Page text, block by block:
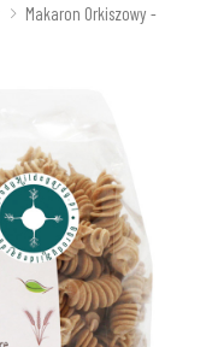
Makaron Orkiszowy -